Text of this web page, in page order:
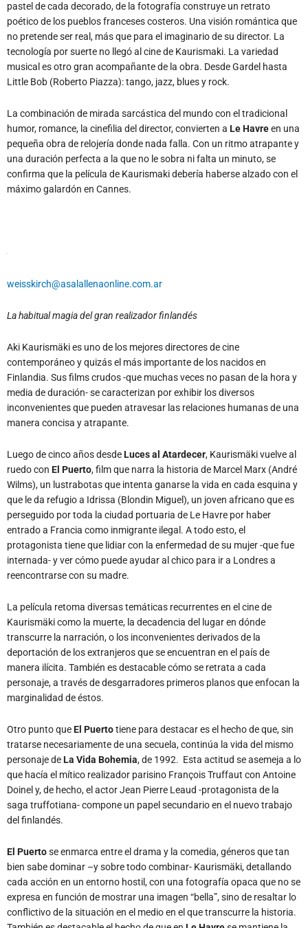
pastel de cada decorado, de la fotografía construye un retrato
poético de los pueblos franceses costeros. Una visión romántica que
no pretende ser real, más que para el imaginario de su director. La
tecnología por suerte no llegó al cine de Kaurismaki. La variedad
musical es otro gran acompañante de la obra. Desde Gardel hasta
Little Bob (Roberto Piazza): tango, jazz, blues y rock.
La combinación de mirada sarcástica del mundo con el tradicional
humor, romance, la cinefilia del director, convierten a Le Havreen una
pequeña obra de relojería donde nada falla. Con un ritmo atrapante y
una duración perfecta a la que no le sobra ni falta un minuto, se
confirma que la película de Kaurismaki debería haberse alzado con el
máximo galardón en Cannes.
weisskirch@asalallenaonline.com.ar
La habitual magia del gran realizador finlandés
Aki Kaurismäki es uno de los mejores directores de cine
contemporáneo y quizás el más importante de los nacidos en
Finlandia. Sus films crudos -que muchas veces no pasan de la hora y
media de duración- se caracterizan por exhibir los diversos
inconvenientes que pueden atravesar las relaciones humanas de una
manera concisa y atrapante.
Luego de cinco años desdeLuces al Atardecer, Kaurismäki vuelve al
ruedo con El Puerto, film que narra la historia de Marcel Marx (André
Wilms), un lustrabotas que intenta ganarse la vida en cada esquina y
que le da refugio a Idrissa (Blondin Miguel), un joven africano que es
perseguido por toda la ciudad portuaria de Le Havre por haber
entrado a Francia como inmigrante ilegal. A todo esto, el
protagonista tiene que lidiar con la enfermedad de su mujer -que fue
internada- y ver cómo puede ayudar al chico para ir a Londres a
reencontrarse con su madre.
La película retoma diversas temáticas recurrentes en el cine de
Kaurismäki como la muerte, la decadencia del lugar en dónde
transcurre la narración, o los inconvenientes derivados de la
deportación de los extranjeros que se encuentran en el país de
manera ilícita. También es destacable cómo se retrata a cada
personaje, a través de desgarradores primeros planos que enfocan la
marginalidad de éstos.
Otro punto queEl Puertotiene para destacar es el hecho de que, sin
tratarse necesariamente de una secuela, continúa la vida del mismo
personaje deLa Vida Bohemia, de 1992. Esta actitud se asemeja a lo
que hacía el mítico realizador parisino François Truffaut con Antoine
Doinel y, de hecho, el actor Jean Pierre Leaud -protagonista de la
saga truffotiana- compone un papel secundario en el nuevo trabajo
del finlandés.
El Puertose enmarca entre el drama y la comedia, géneros que tan
bien sabe dominar –y sobre todo combinar- Kaurismäki, detallando
cada acción en un entorno hostil, con una fotografía opaca que no se
expresa en función de mostrar una imagen “bella”, sino de resaltar lo
conflictivo de la situación en el medio en el que transcurre la historia.